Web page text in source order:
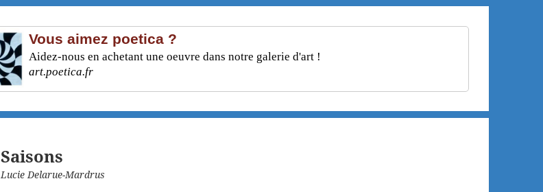
Vous aimez poetica ?
Aidez-nous en achetant une oeuvre dans notre galerie d'art !
art.poetica.fr
Saisons
Lucie Delarue-Mardrus